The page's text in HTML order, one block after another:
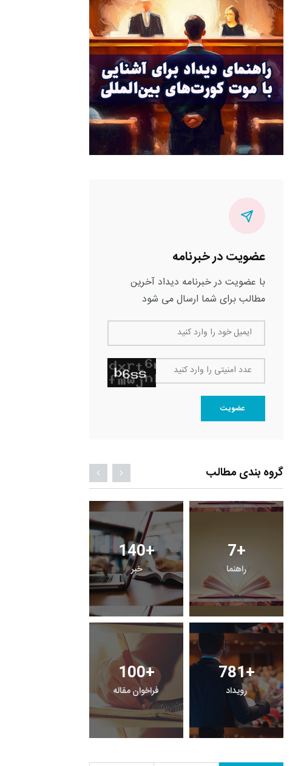
عضویت در خبرنامه
با عضویت در خبرنامه دیداد آخرین
مطالب برای شما ارسال می شود
ایمیل خود را وارد کنید
عدد امنیتی را وارد کنید
عضویت
گروه بندی مطالب
140+
خبر
7+
راهنما
100+
فراخوان مقاله
781+
رویداد